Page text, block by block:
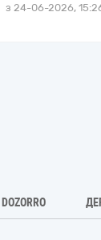
з24-06-2026,
DOZORRO